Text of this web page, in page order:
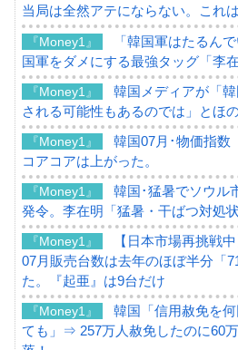
当局は全然アテにならない。これ
『Money1』
「韓国軍はたるん
国軍をダメにする最強タッグ「李
『Money1』
韓国メディアが「
される可能性もあるのでは」とほの
『Money1』
韓国07月･物価指
コアコアは上がった。
『Money1』
韓国･猛暑でソウル
発令。李在明「猛暑・干ばつ対処
『Money1』
【日本市場再挑戦
07月販売台数は去年のほぼ半分「
た。『起亜』は9台だけ
『Money1』
韓国「信用赦免を
ても」⇒ 257万人赦免したのに60